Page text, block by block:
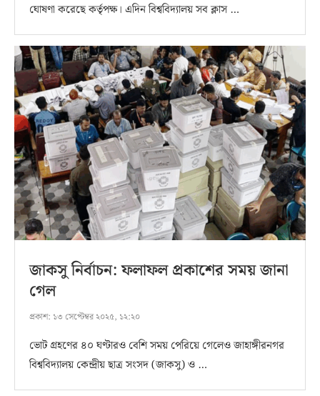
ঘোষণা করেছে কর্তৃপক্ষ। এদিন বিশ্ববিদ্যালয় সব ক্লাস …
জাকসু নির্বাচন: ফলাফল প্রকাশের সময় জানা
গেল
প্রকাশ: ১৩ সেপ্টেম্বর ২০২৫, ১২:২০
ভোট গ্রহণের ৪০ ঘণ্টারও বেশি সময় পেরিয়ে গেলেও জাহাঙ্গীরনগর
বিশ্ববিদ্যালয় কেন্দ্রীয় ছাত্র সংসদ (জাকসু) ও …